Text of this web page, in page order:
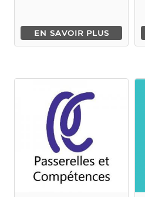
EN SAVOIR PLUS